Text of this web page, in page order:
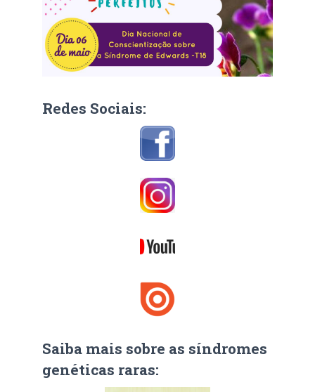
Redes Sociais:
Saiba mais sobre as síndromes
genéticas raras: